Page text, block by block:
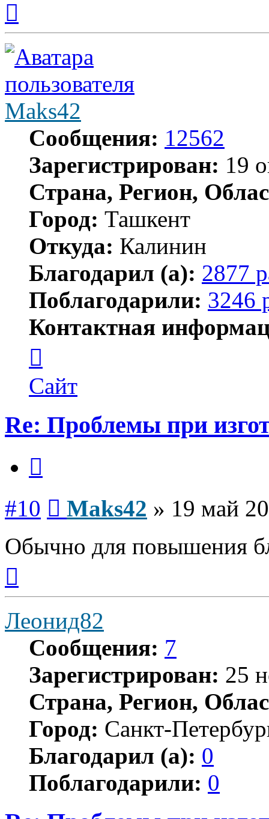
началу
Maks42
Сообщения: 12562
Зарегистрирован: 19
Страна, Регион,
Город: Ташкент
Откуда: Калинин
Благодарил (а): 2877
Поблагодарили: 3246
Контактная
пользователя
Maks42
Сайт
Re: Проблемы при
#10 Maks42 » 19 май
Обычно для повышения
началу
Леонид82
Сообщения: 7
Зарегистрирован: 25
Страна, Регион,
Город: Санкт-
Благодарил (а): 0
Поблагодарили: 0